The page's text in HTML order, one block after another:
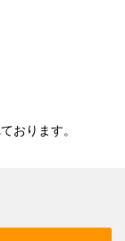
おります。